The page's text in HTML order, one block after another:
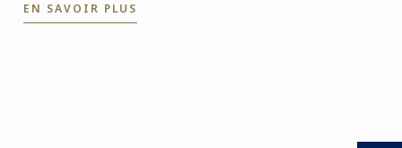
Cordon Bleu ...
EN SAVOIR PLUS